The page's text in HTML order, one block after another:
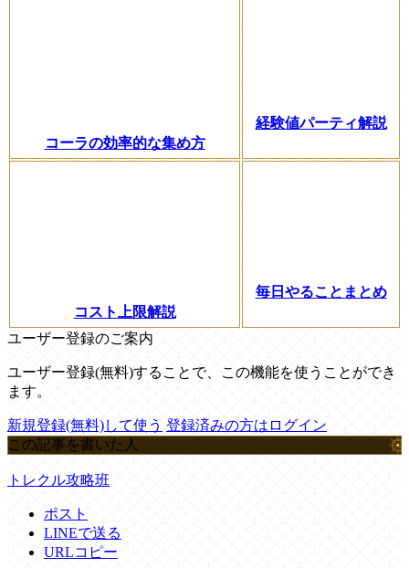
コーラの効率的な集め方
経験値パーティ解説
コスト上限解説
毎日やることまとめ
ユーザー登録のご案内
ユーザー登録(無料)することで、この機能を使うことができ
ます。
新規登録(無料)して使う 登録済みの方はログイン
この記事を書いた人
トレクル攻略班
ポスト
LINEで送る
URLコピー